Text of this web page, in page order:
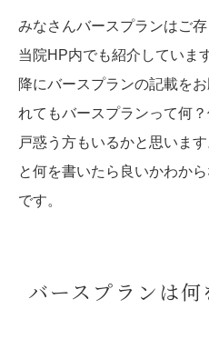
みなさんバースプランはご存
当院HP内でも紹介していま
降にバースプランの記載を
れてもバースプランって何
戸惑う方もいるかと思いま
と何を書いたら良いかわか
です。
バースプランは何